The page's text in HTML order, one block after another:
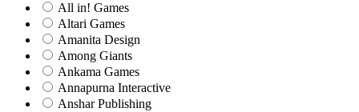
All in! Games
Altari Games
Amanita Design
Among Giants
Ankama Games
Annapurna Interactive
Anshar Publishing